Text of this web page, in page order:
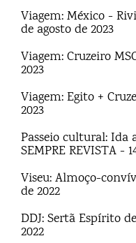
Viagem: México -
de agosto de 2023
Viagem: Cruzeiro
2023
Viagem: Egito +
2023
Passeio cultural: Ida
SEMPRE REVISTA -
Viseu: Almoço-
de 2022
DDJ: Sertã Espírito
2022